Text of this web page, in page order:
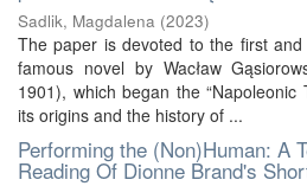
Sadlik, Magdalena (2023)
The paper is devoted to the first
famous novel by Wacław
1901), which began the “Napoleonic
its origins and the history of ...
Performing the (Non)Human: A
Reading Of Dionne Brand's